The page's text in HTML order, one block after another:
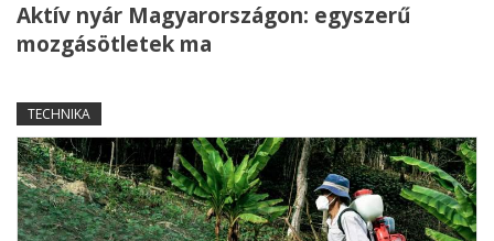
Aktív nyár Magyarországon: egyszerű
mozgásötletek ma
TECHNIKA